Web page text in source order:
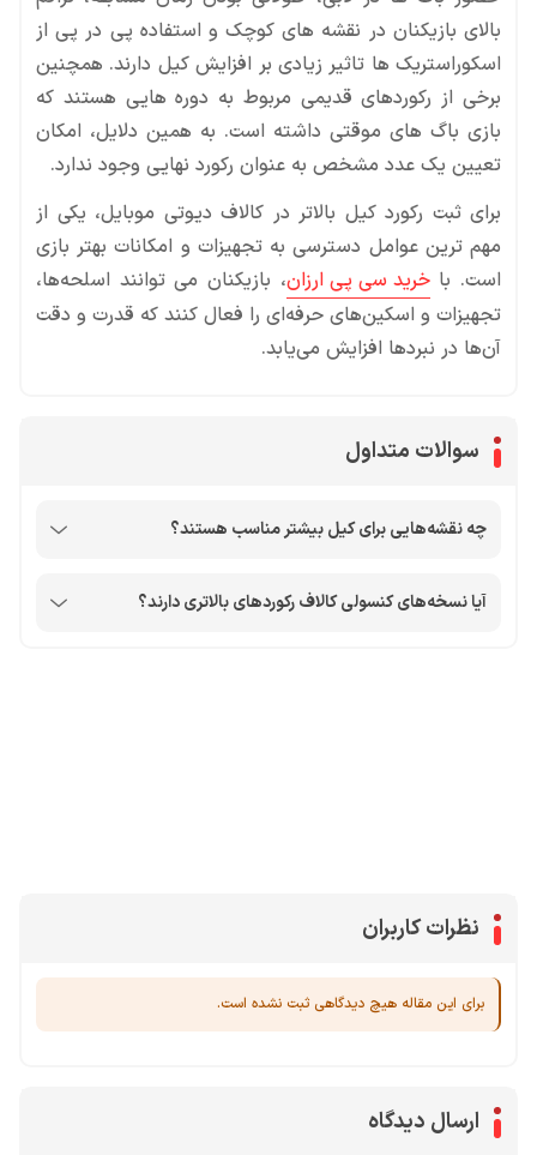
بالای بازیکنان در نقشه های کوچک و استفاده پی در پی از
اسکوراستریک ها تاثیر زیادی بر افزایش کیل دارند. همچنین
برخی از رکوردهای قدیمی مربوط به دوره هایی هستند که
بازی باگ های موقتی داشته است. به همین دلایل، امکان
تعیین یک عدد مشخص به عنوان رکورد نهایی وجود ندارد.
برای ثبت رکورد کیل بالاتر در کالاف دیوتی موبایل، یکی از
مهم ترین عوامل دسترسی به تجهیزات و امکانات بهتر بازی
است. باخرید سی پی ارزان، بازیکنان می توانند اسلحه‌ها،
تجهیزات و اسکین‌های حرفه‌ای را فعال کنند که قدرت و دقت
آن‌ها در نبردها افزایش می‌یابد.
سوالات متداول
چه نقشه‌هایی برای کیل بیشتر مناسب هستند؟
آیا نسخه‌های کنسولی کالاف رکوردهای بالاتری دارند؟
نظرات کاربران
برای این مقاله هیچ دیدگاهی ثبت نشده است.
ارسال دیدگاه